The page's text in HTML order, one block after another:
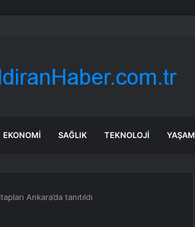
hamlesi
EKONOMI SAĞLIK TEKNOLOJI YAŞAM
Ankara’da tanıtıldı